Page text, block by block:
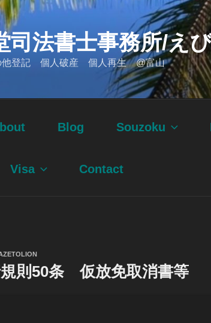
司法書士事務所/え
登記 個人破産 個人再生 @富山
Blog Souzoku
Visa Contact
規則50条 仮放免取消書等